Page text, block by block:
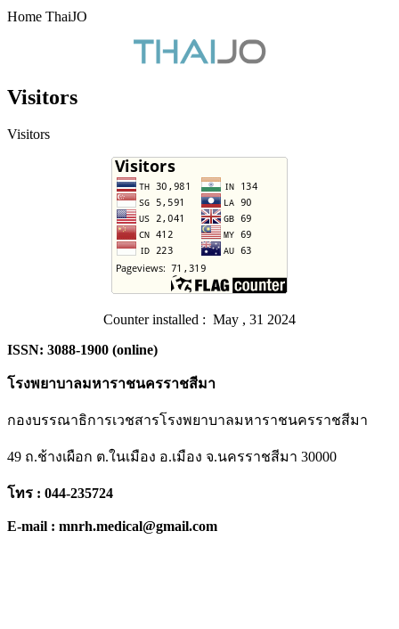
Home ThaiJO
Visitors
Visitors
Counter installed : May , 31 2024
ISSN: 3088-1900 (online)
โรงพยาบาลมหาราชนครราชสีมา
กองบรรณาธิการเวชสารโรงพยาบาลมหาราชนครราชสีมา
49 ถ.ช้างเผือก ต.ในเมือง อ.เมือง จ.นครราชสีมา 30000
โทร : 044-235724
E-mail : mnrh.medical@gmail.com